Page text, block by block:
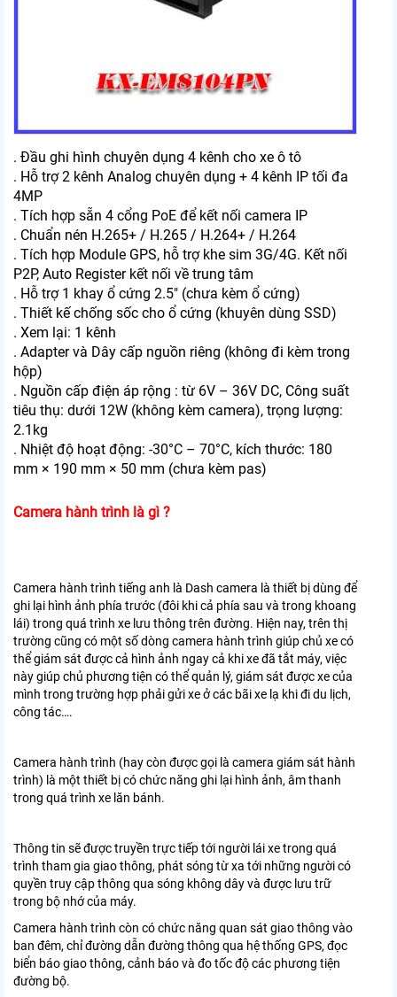
. Đầu ghi hình chuyên dụng 4 kênh cho xe ô tô
. Hỗ trợ 2 kênh Analog chuyên dụng + 4 kênh IP tối đa
4MP
. Tích hợp sẵn 4 cổng PoE để kết nối camera IP
. Chuẩn nén H.265+ / H.265 / H.264+ / H.264
. Tích hợp Module GPS, hỗ trợ khe sim 3G/4G. Kết nối
P2P, Auto Register kết nối về trung tâm
. Hỗ trợ 1 khay ổ cứng 2.5″ (chưa kèm ổ cứng)
. Thiết kế chống sốc cho ổ cứng (khuyên dùng SSD)
. Xem lại: 1 kênh
. Adapter và Dây cấp nguồn riêng (không đi kèm trong
hộp)
. Nguồn cấp điện áp rộng : từ 6V – 36V DC, Công suất
tiêu thụ: dưới 12W (không kèm camera), trọng lượng:
2.1kg
. Nhiệt độ hoạt động: -30°C – 70°C, kích thước: 180
mm × 190 mm × 50 mm (chưa kèm pas)
Camera hành trình là gì ?
Camera hành trình tiếng anh là Dash camera là thiết bị dùng để
ghi lại hình ảnh phía trước (đôi khi cả phía sau và trong khoang
lái) trong quá trình xe lưu thông trên đường. Hiện nay, trên thị
trường cũng có một số dòng camera hành trình giúp chủ xe có
thể giám sát được cả hình ảnh ngay cả khi xe đã tắt máy, việc
này giúp chủ phương tiện có thể quản lý, giám sát được xe của
mình trong trường hợp phải gửi xe ở các bãi xe lạ khi đi du lịch,
công tác….
Camera hành trình (hay còn được gọi là camera giám sát hành
trình) là một thiết bị có chức năng ghi lại hình ảnh, âm thanh
trong quá trình xe lăn bánh.
Thông tin sẽ được truyền trực tiếp tới người lái xe trong quá
trình tham gia giao thông, phát sóng từ xa tới những người có
quyền truy cập thông qua sóng không dây và được lưu trữ
trong bộ nhớ của máy.
Camera hành trình còn có chức năng quan sát giao thông vào
ban đêm, chỉ đường dẫn đường thông qua hệ thống GPS, đọc
biển báo giao thông, cảnh báo và đo tốc độ các phương tiện
đường bộ.